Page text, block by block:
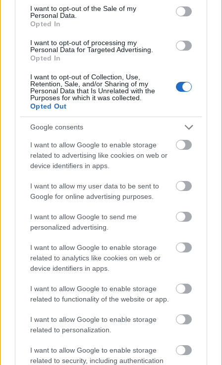
consent section.
I want to opt-out of the Sale of my
Personal Data.
Opted In
I want to opt-out of processing my
Personal Data for Targeted Advertising.
Opted In
I want to opt-out of Collection, Use,
Retention, Sale, and/or Sharing of my
Personal Data that Is Unrelated with the
Purposes for which it was collected.
Opted Out
Google consents
I want to allow Google to enable storage
related to advertising like cookies on web or
device identifiers in apps.
I want to allow my user data to be sent to
Google for online advertising purposes.
I want to allow Google to send me
personalized advertising.
I want to allow Google to enable storage
related to analytics like cookies on web or
device identifiers in apps.
I want to allow Google to enable storage
related to functionality of the website or app.
I want to allow Google to enable storage
related to personalization.
I want to allow Google to enable storage
related to security, including authentication
Kecskeméten is szakirányú továbbképzésekkel erősít a
MAGYAR ÉPÍTŐK
oktatási beruházás
Másfélszeresére bővítik Hódmezővásárhely jó hírű
református iskoláját
A Szőnyi Benjámin Általános Iskola fejlesztését a FERROÉP
kivitelezheti; a munkák csaknem egy évig tartanak majd.